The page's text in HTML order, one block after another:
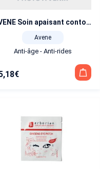
AVENE Soin apaisant contour des yeux 10 ml
Avene
Anti-âge - Anti-rides
€